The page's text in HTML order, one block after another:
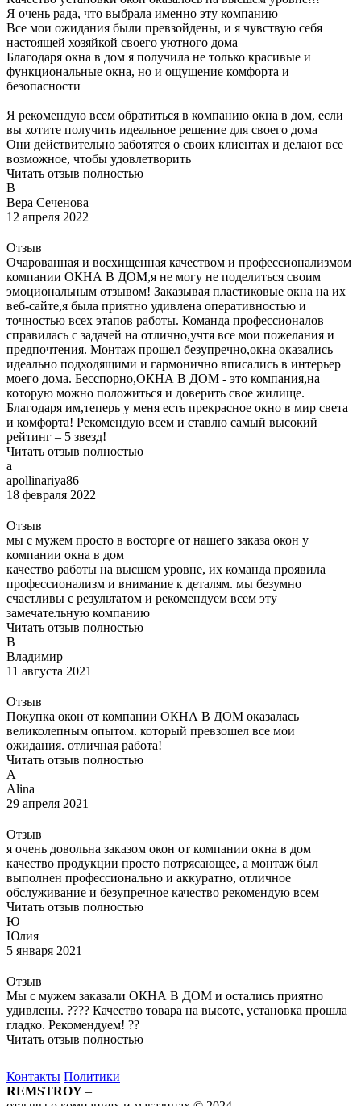
Я очень рада, что выбрала именно эту компанию
Все мои ожидания были превзойдены, и я чувствую себя
настоящей хозяйкой своего уютного дома
Благодаря окна в дом я получила не только красивые и
функциональные окна, но и ощущение комфорта и
безопасности
Я рекомендую всем обратиться в компанию окна в дом, если
вы хотите получить идеальное решение для своего дома
Они действительно заботятся о своих клиентах и делают все
возможное, чтобы удовлетворить
Читать отзыв полностью
В
Вера Сеченова
12 апреля 2022
Отзыв
Очарованная и восхищенная качеством и профессионализмом
компании ОКНА В ДОМ,я не могу не поделиться своим
эмоциональным отзывом! Заказывая пластиковые окна на их
веб-сайте,я была приятно удивлена оперативностью и
точностью всех этапов работы. Команда профессионалов
справилась с задачей на отлично,учтя все мои пожелания и
предпочтения. Монтаж прошел безупречно,окна оказались
идеально подходящими и гармонично вписались в интерьер
моего дома. Бесспорно,ОКНА В ДОМ - это компания,на
которую можно положиться и доверить свое жилище.
Благодаря им,теперь у меня есть прекрасное окно в мир света
и комфорта! Рекомендую всем и ставлю самый высокий
рейтинг – 5 звезд!
Читать отзыв полностью
a
apollinariya86
18 февраля 2022
Отзыв
мы с мужем просто в восторге от нашего заказа окон у
компании окна в дом
качество работы на высшем уровне, их команда проявила
профессионализм и внимание к деталям. мы безумно
счастливы с результатом и рекомендуем всем эту
замечательную компанию
Читать отзыв полностью
В
Владимир
11 августа 2021
Отзыв
Покупка окон от компании ОКНА В ДОМ оказалась
великолепным опытом. который превзошел все мои
ожидания. отличная работа!
Читать отзыв полностью
A
Alina
29 апреля 2021
Отзыв
я очень довольна заказом окон от компании окна в дом
качество продукции просто потрясающее, а монтаж был
выполнен профессионально и аккуратно, отличное
обслуживание и безупречное качество рекомендую всем
Читать отзыв полностью
Ю
Юлия
5 января 2021
Отзыв
Мы с мужем заказали ОКНА В ДОМ и остались приятно
удивлены. ???? Качество товара на высоте, установка прошла
гладко. Рекомендуем! ??
Читать отзыв полностью
Контакты Политики
REMSTROY –